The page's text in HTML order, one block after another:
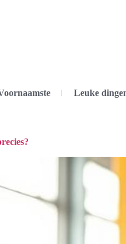
Leuke